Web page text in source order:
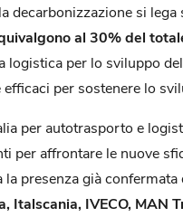
decarbonizzazione si
al 30% del
per lo sviluppo
efficaci per sostenere lo
per autotrasporto e
per affrontare le nuove
presenza già confermata
IVECO, MAN